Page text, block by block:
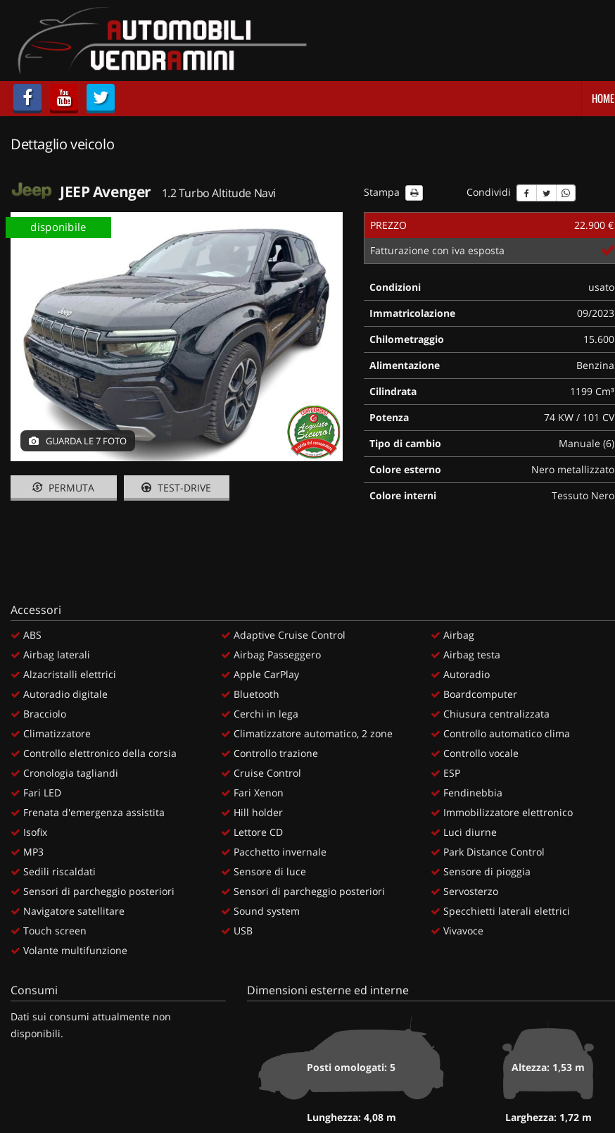
LISTA VEICOLI
ACQUISTIAMO USATO
ASSISTENZA
CONTATTI
HOME
Dettaglio veicolo
JEEP Avenger 1.2 Turbo Altitude Navi Stampa Condividi
disponibile
GUARDA LE 7 FOTO
PERMUTA TEST-DRIVE
PREZZO
22.900 €
Fatturazione con iva esposta
Condizioni
usato
Immatricolazione
09/2023
Chilometraggio
15.600
Alimentazione
Benzina
Cilindrata
1199 Cm³
Potenza
74 KW / 101 CV
Tipo di cambio
Manuale (6)
Colore esterno
Nero metallizzato
Colore interni
Tessuto Nero
Accessori
ABS
Airbag laterali
Alzacristalli elettrici
Autoradio digitale
Bracciolo
Climatizzatore
Controllo elettronico della corsia
Cronologia tagliandi
Fari LED
Frenata d'emergenza assistita
Isofix
MP3
Sedili riscaldati
Sensori di parcheggio posteriori
Navigatore satellitare
Touch screen
Volante multifunzione
Adaptive Cruise Control
Airbag Passeggero
Apple CarPlay
Bluetooth
Cerchi in lega
Climatizzatore automatico, 2 zone
Controllo trazione
Cruise Control
Fari Xenon
Hill holder
Lettore CD
Pacchetto invernale
Sensore di luce
Sensori di parcheggio posteriori
Sound system
USB
Airbag
Airbag testa
Autoradio
Boardcomputer
Chiusura centralizzata
Controllo automatico clima
Controllo vocale
ESP
Fendinebbia
Immobilizzatore elettronico
Luci diurne
Park Distance Control
Sensore di pioggia
Servosterzo
Specchietti laterali elettrici
Vivavoce
Consumi
Dati sui consumi attualmente non
disponibili.
Dimensioni esterne ed interne
Posti omologati: 5
Lunghezza: 4,08 m
Altezza: 1,53 m
Larghezza: 1,72 m